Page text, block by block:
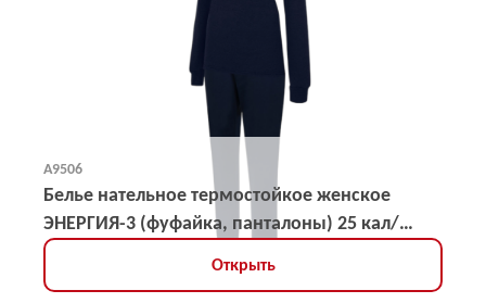
А9506
Белье нательное термостойкое женское
ЭНЕРГИЯ-3 (фуфайка, панталоны) 25 кал/
кв.см
Открыть